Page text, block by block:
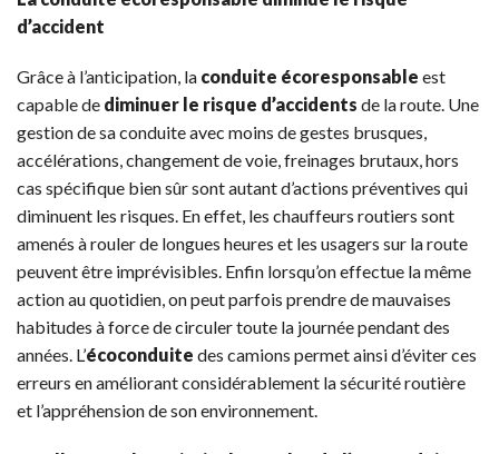
d’accident
Grâce à l’anticipation, la conduite écoresponsable est
capable de diminuer le risque d’accidents de la route. Une
gestion de sa conduite avec moins de gestes brusques,
accélérations, changement de voie, freinages brutaux, hors
cas spécifique bien sûr sont autant d’actions préventives qui
diminuent les risques. En effet, les chauffeurs routiers sont
amenés à rouler de longues heures et les usagers sur la route
peuvent être imprévisibles. Enfin lorsqu’on effectue la même
action au quotidien, on peut parfois prendre de mauvaises
habitudes à force de circuler toute la journée pendant des
années. L’écoconduite des camions permet ainsi d’éviter ces
erreurs en améliorant considérablement la sécurité routière
et l’appréhension de son environnement.